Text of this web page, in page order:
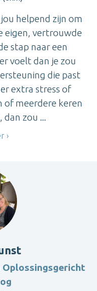
helpend zijn om
eigen, vertrouwde
stap naar een
voelt dan je zou
die past
extra stress of
of meerdere keren
dan zou ...